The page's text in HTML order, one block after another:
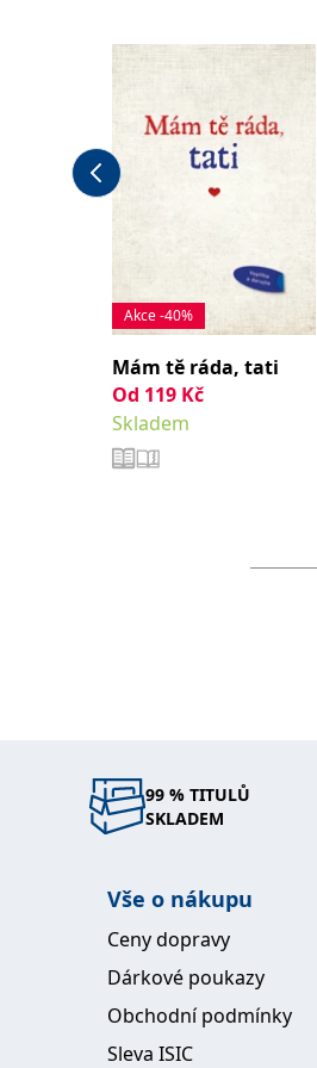
Akce -40%
Mám tě ráda, tati
Od 119 Kč
Skladem
99 % TITULŮ
SKLADEM
Vše o nákupu
Ceny dopravy
Dárkové poukazy
Obchodní podmínky
Sleva ISIC